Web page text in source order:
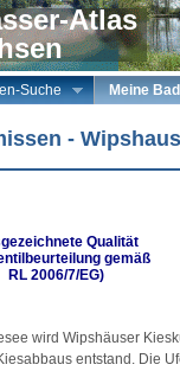
Atlas
Suche Meine
-
Qualität
gemäß
RL 2006/7/EG)
wird Wipshäuser
entstand. Die